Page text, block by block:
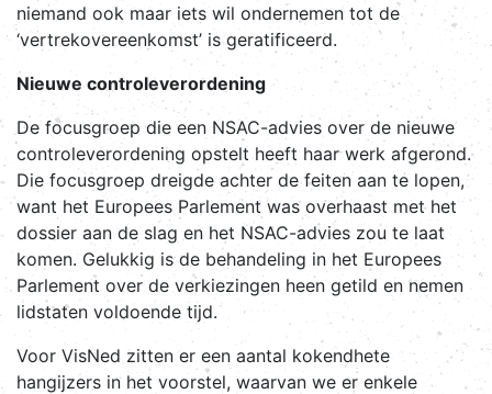
niemand ook maar iets wil ondernemen tot de
‘vertrekovereenkomst’ is geratificeerd.
Nieuwe controleverordening
De focusgroep die een NSAC-advies over de nieuwe
controleverordening opstelt heeft haar werk afgerond.
Die focusgroep dreigde achter de feiten aan te lopen,
want het Europees Parlement was overhaast met het
dossier aan de slag en het NSAC-advies zou te laat
komen. Gelukkig is de behandeling in het Europees
Parlement over de verkiezingen heen getild en nemen
lidstaten voldoende tijd.
Voor VisNed zitten er een aantal kokendhete
hangijzers in het voorstel, waarvan we er enkele